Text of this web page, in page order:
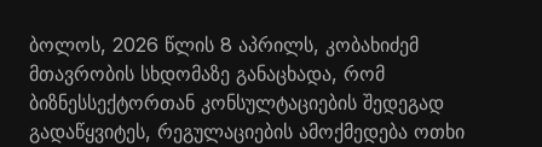
ბოლოს, 2026 წლის 8 აპრილს, კობახიძემ
მთავრობის სხდომაზე განაცხადა, რომ
ბიზნესსექტორთან კონსულტაციების შედეგად
გადაწყვიტეს, რეგულაციების ამოქმედება ოთხი